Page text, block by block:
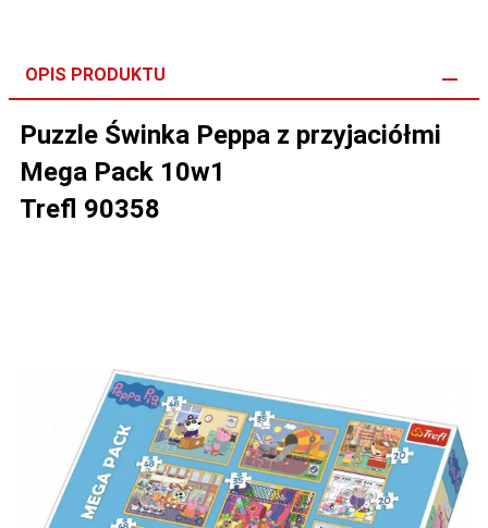
OPIS PRODUKTU
Puzzle Świnka Peppa z przyjaciółmi
Mega Pack 10w1
Trefl 90358